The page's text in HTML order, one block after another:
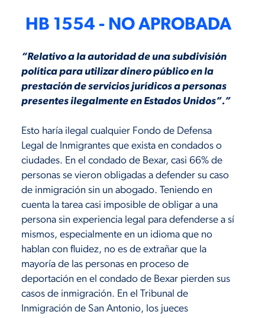
HB 1554 - NO APROBADA
“Relativo a la autoridad de una subdivisión
política para utilizar dinero público en la
prestación de servicios jurídicos a personas
presentes ilegalmente en Estados Unidos”.”
Esto haría ilegal cualquier Fondo de Defensa
Legal de Inmigrantes que exista en condados o
ciudades. En el condado de Bexar, casi 66% de
personas se vieron obligadas a defender su caso
de inmigración sin un abogado. Teniendo en
cuenta la tarea casi imposible de obligar a una
persona sin experiencia legal para defenderse a sí
mismos, especialmente en un idioma que no
hablan con fluidez, no es de extrañar que la
mayoría de las personas en proceso de
deportación en el condado de Bexar pierden sus
casos de inmigración. En el Tribunal de
Inmigración de San Antonio, los jueces